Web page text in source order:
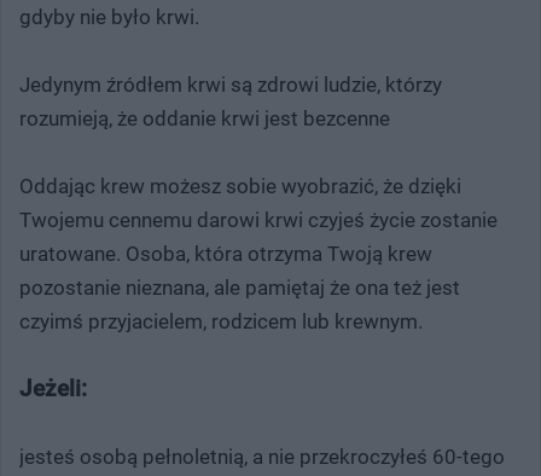
gdyby nie było krwi.
Jedynym źródłem krwi są zdrowi ludzie, którzy
rozumieją, że oddanie krwi jest bezcenne
Oddając krew możesz sobie wyobrazić, że dzięki
Twojemu cennemu darowi krwi czyjeś życie zostanie
uratowane. Osoba, która otrzyma Twoją krew
pozostanie nieznana, ale pamiętaj że ona też jest
czyimś przyjacielem, rodzicem lub krewnym.
Jeżeli:
jesteś osobą pełnoletnią, a nie przekroczyłeś 60-tego